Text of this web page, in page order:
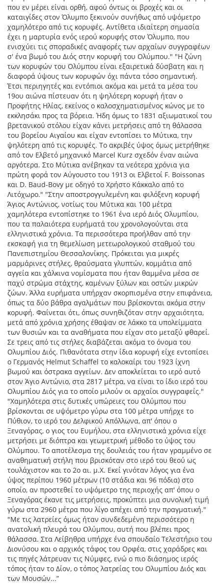
που εν μέρει είναι ορθή, αφού όντως οι βροχές και οι
καταιγίδες στον Όλυμπο ξεκινούν συνήθως από υψόμετρο
χαμηλότερο από τις κορυφές. Αντίθετα ιδιαίτερη σημασία
έχει η μαρτυρία ενός ιερού κορυφής στον Όλυμπο, που
ενισχύει τις σποραδικές αναφορές των αρχαίων συγγραφέων
σ' ένα βωμό του Διός στην κορυφή του Ολύμπου." "Η ζώνη
των κορυφών του Ολύμπου είναι εξαιρετικά δύσβατη και η
διαφορά ύψους των κορυφών όχι πάντα τόσο σημαντική.
Έτσι περιηγητές και εντόπιοι ακόμα και μετά τα μέσα του
19ου αιώνα πίστευαν ότι η ψηλότερη κορυφή ήταν ο
Προφήτης Ηλίας, εκείνος ο καλοσχηματισμένος κώνος με το
εκκλησάκι προς τα βόρεια. Ήδη όμως το 1831 αξιωματικοί του
βρετανικού στόλου είχαν κάνει μετρήσεις από τη θάλασσα
του βορείου Αιγαίου και είχαν εντοπίσει το Μύτικα, την
ψηλότερη από τις κορυφές. Το ακριβές ύψος όμως μετρήθηκε
από τον Ελβετό μηχανικό Marcel Kurz σχεδόν έναν αιώνα
αργότερα. Στο Μύτικα ανέβηκαν τα νεότερα χρόνια για
πρώτη φορά τον Αύγουστο του 1913 οι Ελβετοί F. Boissonas
και D. Baud-Bovy με οδηγό το Χρήστο Κάκκαλο από το
Λιτόχωρο." "Στην αποστρογγυλεμένη και φιλόξενη κορυφή
Άγιος Αντώνιος, νοτίως του Μύτικα και 100 μέτρα
χαμηλότερα εντοπίστηκε το 1961 ένα ιερό Διός Ολυμπίου,
που τα παλαιότερα ευρήματά του χρονολογούνται στα
ελληνιστικά χρόνια. Τα περισσότερα προήλθαν από την
εκσκαφή για τη θεμελίωση μετεωρολογικού σταθμού του
Πανεπιστημίου Θεσσαλονίκης. Πρόκειται για μικρές
μαρμάρινες στήλες, θραύσματα γλυπτών, κομμάτια από
αγγεία και χάλκινα νομίσματα που ήταν θαμμένα μέσα σε
παχύ στρώμα στάχτης, καμένων ξύλων και οστών μικρών
ζώων. Άλλα ευρήματα υπήρχαν σκορπισμένα στην επιφάνεια,
όπως τα δύο βάθρα αγαλμάτων που βρίσκονται ακόμα στην
κορυφή. Φαίνεται ότι, όπως συνηθιζόταν στην αρχαιότητα,
μετά από χρόνια χρήσης έθαψαν σε λάκκο τα υπολείμματα
των θυσιών και τα αναθήματα που είχαν στο μεταξύ φθαρεί.
Σε τρεις από τις στήλες διαβάζεται ακόμα το όνομα του
Ολυμπίου Διός. Πιθανότατα στην ίδια κορυφή είχε εντοπίσει
ο Γερμανός Helmut Schaffel το καλοκαίρι του 1923 ίχνη
βωμού και όστρακα αγγείων. Δεν αποκλείεται το ιερό αυτό
στον Άγιο Αντώνιο, στα 2817 μέτρα, να είναι το ίδιο ιερό του
Ολυμπίου Διός για το οποίο μιλούν οι αρχαίοι συγγραφείς."
"Χαμηλότερα στις δυτικές υπώρειες του Ολύμπου που
βρίσκονται σε υψόμετρο γύρω στα 100 μέτρα υπήρχε το
Πύθιον, το ιερό του Δελφικού Απόλλωνα, απ' όπου ο
Ξεναγόρας, ο γιος του Ευμήλου, στα ελληνιστικά χρόνια είχε
μετρήσει με διόπτρα και γεωμετρική μέθοδο το ύψος του
Ολύμπου. Το αποτέλεσμα της δουλειάς του ήταν γραμμένο σε
αναθηματική στήλη που βρισκόταν στο ιερό του θεού ως
τουλάχιστον και το 2ο αι. μ.Χ. Εκεί γινόταν λόγος για ένα
ύψος περίπου 1960 μέτρων (10 στάδια και 96 πόδια) στο
οποίο, αν προστεθεί το υψόμετρο της περιοχής απ' όπου ο
Ξεναγόρας έκανε τις μετρήσεις, προκύπτει μια συνολική τιμή
γύρω στα 2960 μέτρα που λίγο απέχει από την πραγματική."
"Με τις λατρείες όμως ήταν συνδεδεμένη περισσότερο η
ανατολική πλευρά του Ολύμπου, αυτή που βλέπει προς
θάλασσα. Στα Λείβηθρα υπήρχε ένα σπουδαίο Τελεστήριο του
Διονύσου και ο αρχικός τάφος του Ορφέα, στις χαράδρες και
τις πηγές λάτρευαν τις Νύμφες, ενώ ο πιο διάσημος ιερός
τόπος ήταν το Δίον, ο τόπος λατρείας του Ολυμπίου Διός και
των Μουσών...”